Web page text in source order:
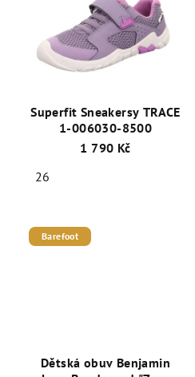
Superfit Sneakersy TRACE
1-006030-8500
1 790 Kč
26
Barefoot
Dětská obuv Benjamin